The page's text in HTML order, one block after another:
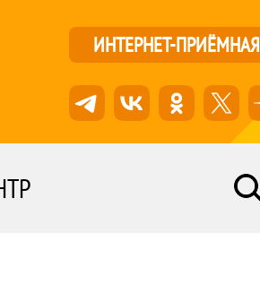
ИНТЕРНЕТ-ПРИЁМНАЯ